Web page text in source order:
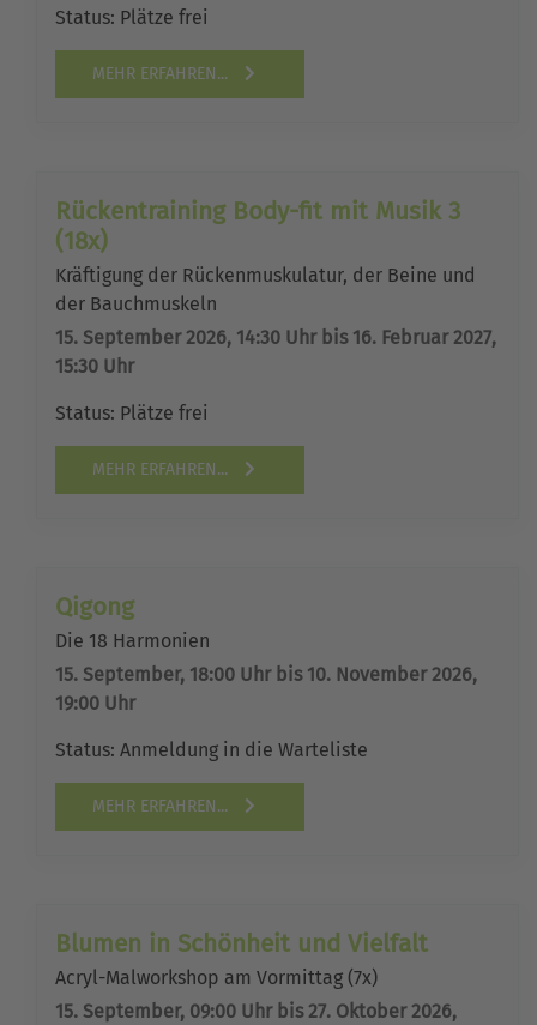
Status: Plätze frei
MEHR ERFAHREN...
Rückentraining Body-fit mit Musik 3
(18x)
Kräftigung der Rückenmuskulatur, der Beine und
der Bauchmuskeln
15. September 2026, 14:30 Uhr bis 16. Februar 2027,
15:30 Uhr
Status: Plätze frei
MEHR ERFAHREN...
Qigong
Die 18 Harmonien
15. September, 18:00 Uhr bis 10. November 2026,
19:00 Uhr
Status: Anmeldung in die Warteliste
MEHR ERFAHREN...
Blumen in Schönheit und Vielfalt
Acryl-Malworkshop am Vormittag (7x)
15. September, 09:00 Uhr bis 27. Oktober 2026,